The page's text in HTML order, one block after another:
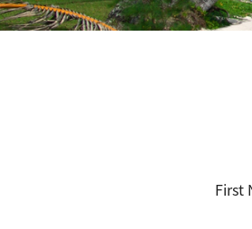
First